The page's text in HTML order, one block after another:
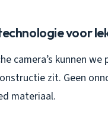
voor
camera’s kunnen we
zit. Geen
materiaal.